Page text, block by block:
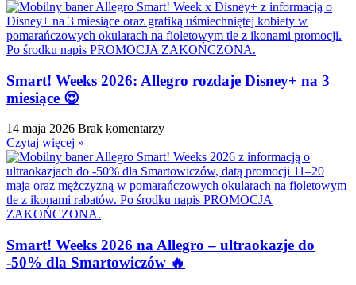
Smart! Weeks 2026: Allegro rozdaje Disney+ na 3
miesiące 😍
14 maja 2026 Brak komentarzy
Czytaj więcej »
Smart! Weeks 2026 na Allegro – ultraokazje do
-50% dla Smartowiczów 🔥